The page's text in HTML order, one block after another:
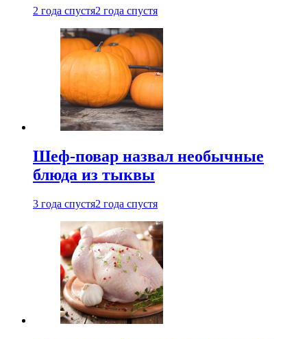
2 года спустя2 года спустя
Шеф-повар назвал необычные
блюда из тыквы
3 года спустя2 года спустя